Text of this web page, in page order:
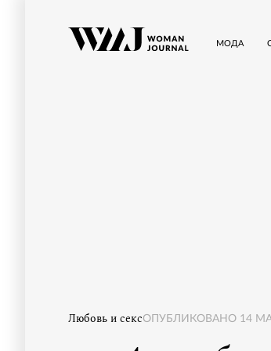
МОДА
Любовь и сексОПУБЛИКОВАНО 14